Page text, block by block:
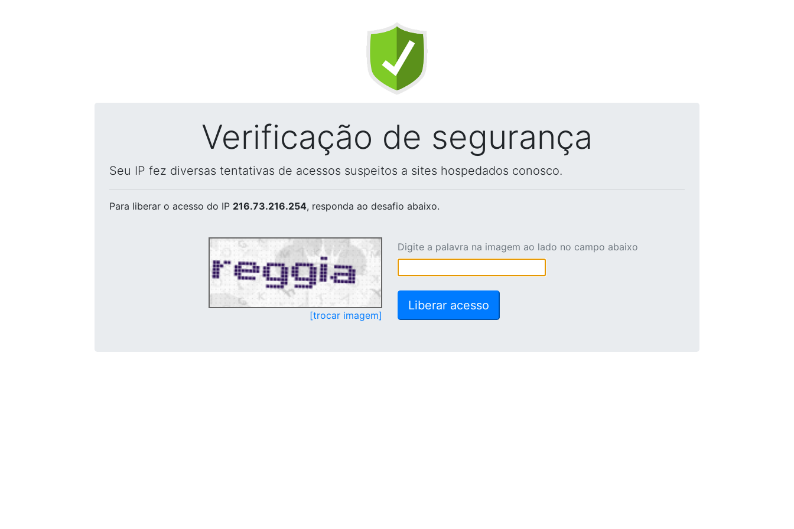
Verificação de segurança
Seu IP fez diversas tentativas de acessos suspeitos a sites hospedados conosco.
Para liberar o acesso do IP 216.73.216.254, responda ao desafio abaixo.
[trocar imagem]
Digite a palavra na imagem ao lado no campo abaixo